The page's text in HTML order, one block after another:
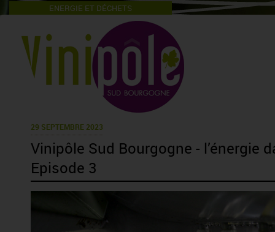
ENERGIE ET DÉCHETS
29 SEPTEMBRE 2023
Vinipôle Sud Bourgogne - l’énergie
Episode 3